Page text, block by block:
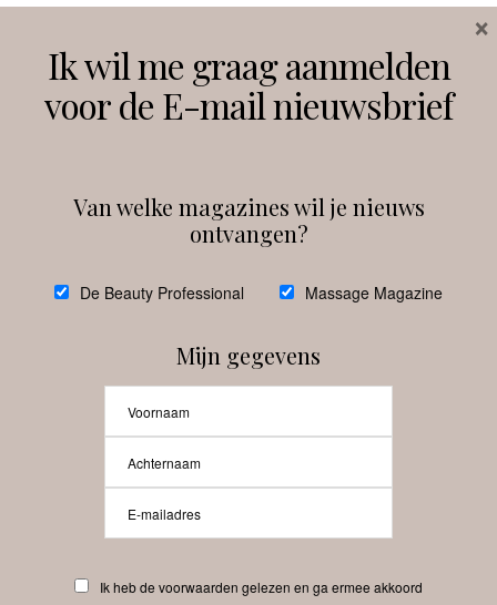
Instagram Facebook
debeautyprofessional
Beauty-Pro.nl
Ik wil me graag aanmelden
voor de E-mail nieuwsbrief
Van welke magazines wil je nieuws
ontvangen?
De Beauty Professional Massage Magazine
Mijn gegevens
Ik heb de voorwaarden gelezen en ga ermee akkoord
×